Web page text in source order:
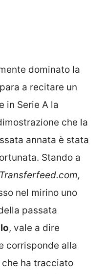
dominato la
a recitare un
in Serie A la
che la
annata è stata
Stando a
Transferfeed.com,
nel mirino uno
passata
, vale a dire
corrisponde alla
ha tracciato